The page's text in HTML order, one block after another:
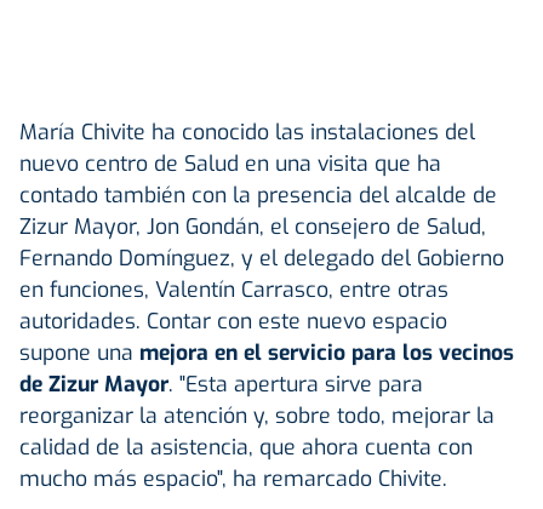
María Chivite ha conocido las instalaciones del
nuevo centro de Salud en una visita que ha
contado también con la presencia del alcalde de
Zizur Mayor, Jon Gondán, el consejero de Salud,
Fernando Domínguez, y el delegado del Gobierno
en funciones, Valentín Carrasco, entre otras
autoridades. Contar con este nuevo espacio
supone una mejora en el servicio para los vecinos
de Zizur Mayor. "Esta apertura sirve para
reorganizar la atención y, sobre todo, mejorar la
calidad de la asistencia, que ahora cuenta con
mucho más espacio", ha remarcado Chivite.